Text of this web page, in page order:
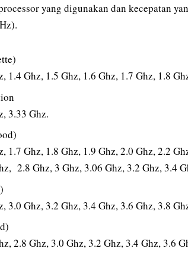
yang digunakan dan kecepatan
1.4 Ghz, 1.5 Ghz, 1.6 Ghz, 1.7 Ghz, 1.8
3.33 Ghz.
1.7 Ghz, 1.8 Ghz, 1.9 Ghz, 2.0 Ghz, 2.2
2.8 Ghz, 3 Ghz, 3.06 Ghz, 3.2 Ghz, 3.4
3.0 Ghz, 3.2 Ghz, 3.4 Ghz, 3.6 Ghz, 3.8
2.8 Ghz, 3.0 Ghz, 3.2 Ghz, 3.4 Ghz, 3.6